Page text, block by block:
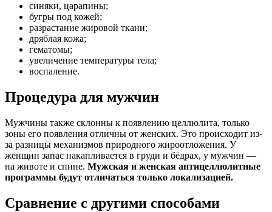
синяки, царапины;
бугры под кожей;
разрастание жировой ткани;
дряблая кожа;
гематомы;
увеличение температуры тела;
воспаление.
Процедура для мужчин
Мужчины также склонны к появлению целлюлита, только
зоны его появления отличны от женских. Это происходит из-
за разницы механизмов природного жироотложения. У
женщин запас накапливается в груди и бёдрах, у мужчин —
на животе и спине. Мужская и женская антицеллюлитные
программы будут отличаться только локализацией.
Сравнение с другими способами